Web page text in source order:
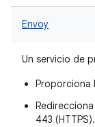
Envoy
Un servicio de
Proporciona
443 (HTTPS).